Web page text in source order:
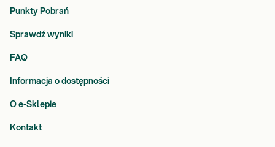
Punkty Pobrań
Sprawdź wyniki
FAQ
Informacja o dostępności
O e-Sklepie
Kontakt